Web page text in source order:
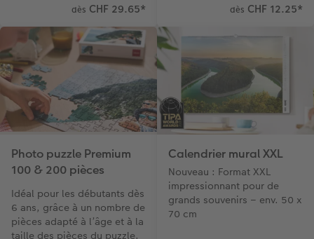
dès CHF 29.65* dès CHF 12.25*
Photo puzzle Premium
100 & 200 pièces
Idéal pour les débutants dès
6 ans, grâce à un nombre de
pièces adapté à l’âge et à la
taille des pièces du puzzle.
Calendrier mural XXL
Nouveau : Format XXL
impressionnant pour de
grands souvenirs – env. 50 x
70 cm